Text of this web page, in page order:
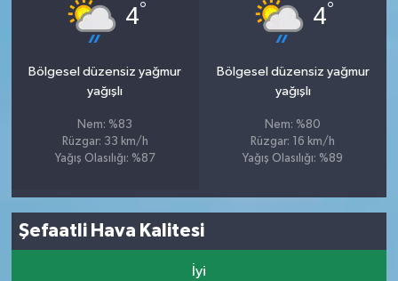
4°
Bölgesel düzensiz yağmur
yağışlı
Nem: %83
Rüzgar: 33 km/h
Yağış Olasılığı: %87
4°
Bölgesel düzensiz yağmur
yağışlı
Nem: %80
Rüzgar: 16 km/h
Yağış Olasılığı: %89
Şefaatli Hava Kalitesi
İyi